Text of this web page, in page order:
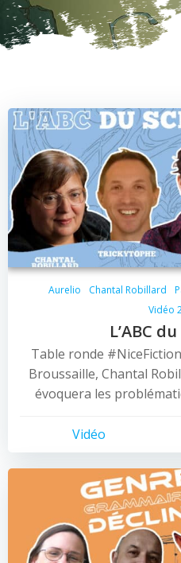
Aurelio Chantal Robillard
Vidéo
L’ABC
Table ronde
Broussaille, Chantal
évoquera les
Vidéo